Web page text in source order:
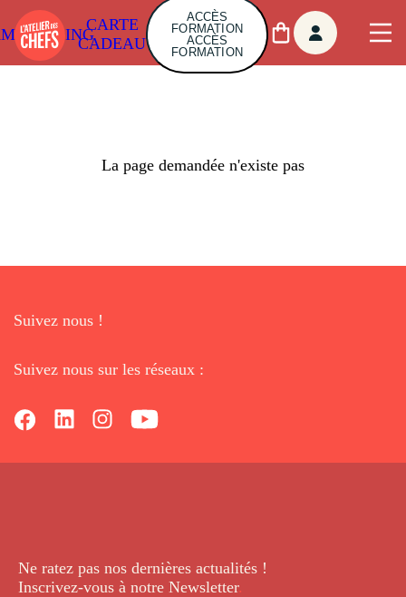
CARTE
CADEAU
ACCÈS
FORMATION
ACCÈS
FORMATION
La page demandée n'existe pas
Suivez nous !
Suivez nous sur les réseaux :
Ne ratez pas nos dernières actualités !
Inscrivez-vous à notre Newsletter.